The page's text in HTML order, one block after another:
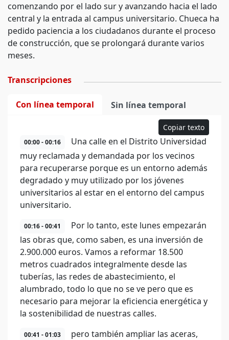
comenzando por el lado sur y avanzando hacia el lado
central y la entrada al campus universitario. Chueca ha
pedido paciencia a los ciudadanos durante el proceso
de construcción, que se prolongará durante varios
meses.
Transcripciones
Con línea temporal Sin línea temporal
Copiar texto
00:00 - 00:16
Una calle en el Distrito Universidad
muy reclamada y demandada por los vecinos
para recuperarse porque es un entorno además
degradado y muy utilizado por los jóvenes
universitarios al estar en el entorno del campus
universitario.
00:16 - 00:41
Por lo tanto, este lunes empezarán
las obras que, como saben, es una inversión de
2.900.000 euros. Vamos a reformar 18.500
metros cuadrados integralmente desde las
tuberías, las redes de abastecimiento, el
alumbrado, todo lo que no se ve pero que es
necesario para mejorar la eficiencia energética y
la sostenibilidad de nuestras calles.
00:41 - 01:03
pero también ampliar las aceras,